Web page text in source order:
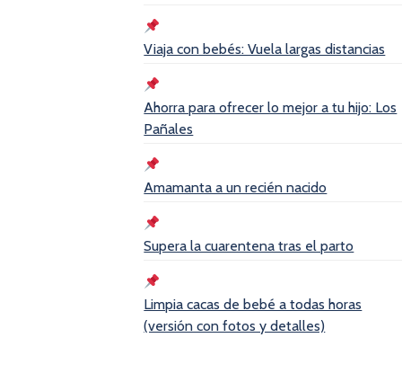
Viaja con bebés: Vuela largas distancias
Ahorra para ofrecer lo mejor a tu hijo: Los
Pañales
Amamanta a un recién nacido
Supera la cuarentena tras el parto
Limpia cacas de bebé a todas horas
(versión con fotos y detalles)